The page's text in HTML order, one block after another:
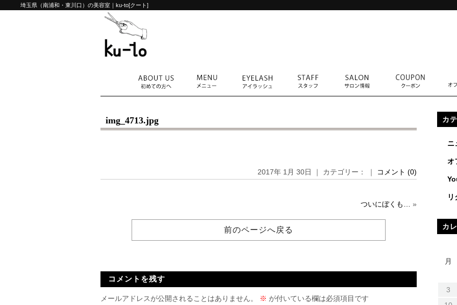
埼玉県（南浦和・東川口）の美容室｜ku-to[クート]
img_4713.jpg
2017年 1月 30日 ｜ カテゴリー： ｜ コメント (0)
ついにぼくも… »
前のページへ戻る
コメントを残す
メールアドレスが公開されることはありません。 ※ が付いている欄は必須項目です
カ
ニ
オ
リ
カ
月
3